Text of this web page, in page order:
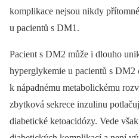
komplikace nejsou nikdy
u pacientů s DM1.
Pacient s DM2 může i dlouho
hyperglykemie u pacientů s DM2
k nápadnému metabolickému
zbytková sekrece inzulinu
diabetické ketoacidózy. Vede